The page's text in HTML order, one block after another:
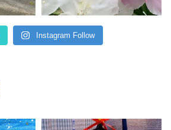
Instagram Follow